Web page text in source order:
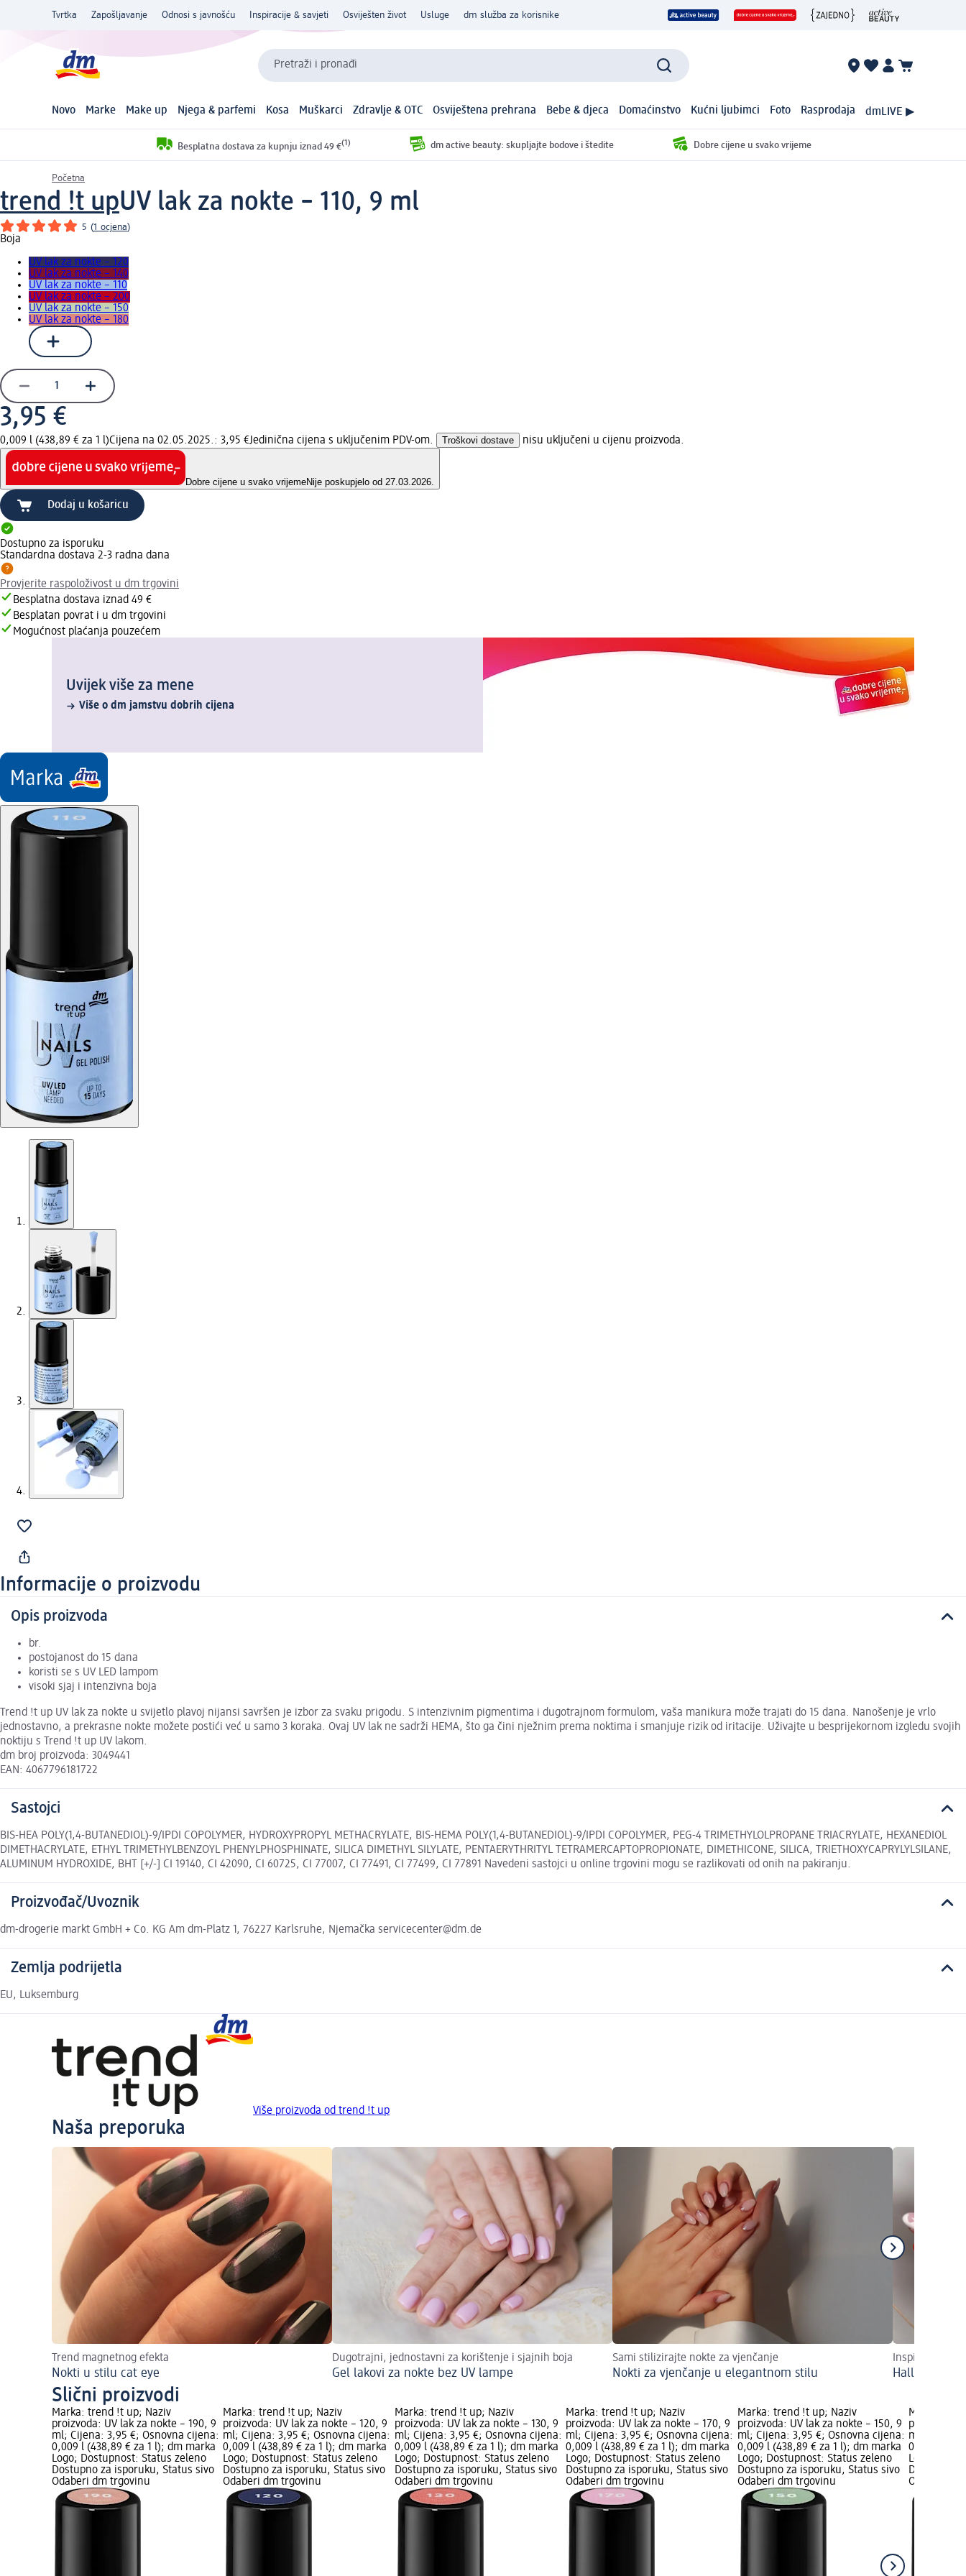
Tvrtka Zapošljavanje Odnosi s javnošću Inspiracije & savjeti Osviješten život Usluge dm služba za korisnike
Pretraži i pronađi
Novo Marke Make up Njega & parfemi Kosa Muškarci Zdravlje & OTC Osviještena prehrana Bebe & djeca Domaćinstvo Kućni ljubimci Foto Rasprodaja dmLIVE ▶
Besplatna dostava za kupnju iznad 49 €(1) dm active beauty: skupljajte bodove i štedite Dobre cijene u svako vrijeme
Početna
trend !t upUV lak za nokte – 110, 9 ml
5 (1 ocjena)
Boja
UV lak za nokte – 120
UV lak za nokte – 140
UV lak za nokte – 110
UV lak za nokte – 200
UV lak za nokte – 150
UV lak za nokte – 180
3,95 €
0,009 l (438,89 € za 1 l)Cijena na 02.05.2025.: 3,95 €Jedinična cijena s uključenim PDV-om. Troškovi dostave nisu uključeni u cijenu proizvoda.
Dobre cijene u svako vrijemeNije poskupjelo od 27.03.2026.
Dodaj u košaricu
Dostupno za isporuku
Standardna dostava 2-3 radna dana
Provjerite raspoloživost u dm trgovini
Besplatna dostava iznad 49 €
Besplatan povrat i u dm trgovini
Mogućnost plaćanja pouzećem
Uvijek više za mene
Više o dm jamstvu dobrih cijena
Informacije o proizvodu
Opis proizvoda
br.
postojanost do 15 dana
koristi se s UV LED lampom
visoki sjaj i intenzivna boja
Trend !t up UV lak za nokte u svijetlo plavoj nijansi savršen je izbor za svaku prigodu. S intenzivnim pigmentima i dugotrajnom formulom, vaša manikura može trajati do 15 dana. Nanošenje je vrlo
jednostavno, a prekrasne nokte možete postići već u samo 3 koraka. Ovaj UV lak ne sadrži HEMA, što ga čini nježnim prema noktima i smanjuje rizik od iritacije. Uživajte u besprijekornom izgledu svojih
noktiju s Trend !t up UV lakom.
dm broj proizvoda: 3049441
EAN: 4067796181722
Sastojci
BIS-HEA POLY(1,4-BUTANEDIOL)-9/IPDI COPOLYMER, HYDROXYPROPYL METHACRYLATE, BIS-HEMA POLY(1,4-BUTANEDIOL)-9/IPDI COPOLYMER, PEG-4 TRIMETHYLOLPROPANE TRIACRYLATE, HEXANEDIOL
DIMETHACRYLATE, ETHYL TRIMETHYLBENZOYL PHENYLPHOSPHINATE, SILICA DIMETHYL SILYLATE, PENTAERYTHRITYL TETRAMERCAPTOPROPIONATE, DIMETHICONE, SILICA, TRIETHOXYCAPRYLYLSILANE,
ALUMINUM HYDROXIDE, BHT [+/-] CI 19140, CI 42090, CI 60725, CI 77007, CI 77491, CI 77499, CI 77891 Navedeni sastojci u online trgovini mogu se razlikovati od onih na pakiranju.
Proizvođač/Uvoznik
dm-drogerie markt GmbH + Co. KG Am dm-Platz 1, 76227 Karlsruhe, Njemačka servicecenter@dm.de
Zemlja podrijetla
EU, Luksemburg
Više proizvoda od trend !t up
Naša preporuka
Trend magnetnog efekta
Nokti u stilu cat eye
Dugotrajni, jednostavni za korištenje i sjajnih boja
Gel lakovi za nokte bez UV lampe
Sami stilizirajte nokte za vjenčanje
Nokti za vjenčanje u elegantnom stilu
Inspiracije za
Halloween
Slični proizvodi
Marka: trend !t up; Naziv
proizvoda: UV lak za nokte – 190, 9
ml; Cijena: 3,95 €; Osnovna cijena:
0,009 l (438,89 € za 1 l); dm marka
Logo; Dostupnost: Status zeleno
Dostupno za isporuku, Status sivo
Odaberi dm trgovinu
Marka: trend !t up; Naziv
proizvoda: UV lak za nokte – 120, 9
ml; Cijena: 3,95 €; Osnovna cijena:
0,009 l (438,89 € za 1 l); dm marka
Logo; Dostupnost: Status zeleno
Dostupno za isporuku, Status sivo
Odaberi dm trgovinu
Marka: trend !t up; Naziv
proizvoda: UV lak za nokte – 130, 9
ml; Cijena: 3,95 €; Osnovna cijena:
0,009 l (438,89 € za 1 l); dm marka
Logo; Dostupnost: Status zeleno
Dostupno za isporuku, Status sivo
Odaberi dm trgovinu
Marka: trend !t up; Naziv
proizvoda: UV lak za nokte – 170, 9
ml; Cijena: 3,95 €; Osnovna cijena:
0,009 l (438,89 € za 1 l); dm marka
Logo; Dostupnost: Status zeleno
Dostupno za isporuku, Status sivo
Odaberi dm trgovinu
Marka: trend !t up; Naziv
proizvoda: UV lak za nokte – 150, 9
ml; Cijena: 3,95 €; Osnovna cijena:
0,009 l (438,89 € za 1 l); dm marka
Logo; Dostupnost: Status zeleno
Dostupno za isporuku, Status sivo
Odaberi dm trgovinu
Marka:
proizvoda:
ml; Cijena:
0,009 l
Logo;
Dostupno
Odaberi